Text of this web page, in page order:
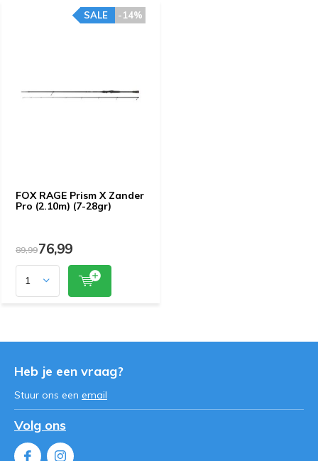
FOX RAGE Prism X Zander
Pro (2.10m) (7-28gr)
-14%
SALE
89,9976,99
Heb je een vraag?
Stuur ons een email
Volg ons